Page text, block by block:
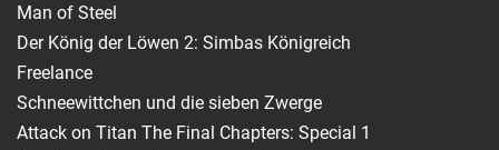
Man of Steel
Der König der Löwen 2: Simbas Königreich
Freelance
Schneewittchen und die sieben Zwerge
Attack on Titan The Final Chapters: Special 1